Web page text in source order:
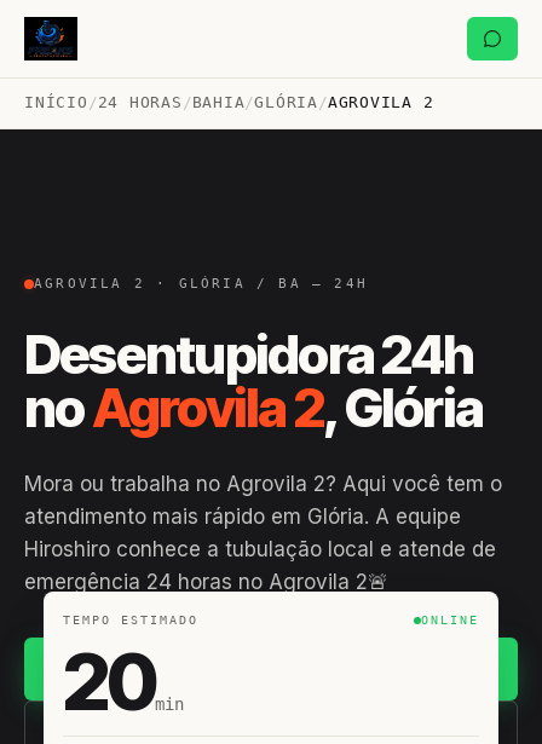
INÍCIO /24 HORAS /BAHIA/GLÓRIA /AGROVILA 2
AGROVILA 2 · GLÓRIA / BA — 24H
Desentupidora 24h
noAgrovila 2, Glória
Mora ou trabalha no Agrovila 2? Aqui você tem o
atendimento mais rápido em Glória. A equipe
Hiroshiro conhece a tubulação local e atende de
emergência 24 horas no Agrovila 2🚨
(11) 93407-8838
TEMPO ESTIMADO ONLINE
20min